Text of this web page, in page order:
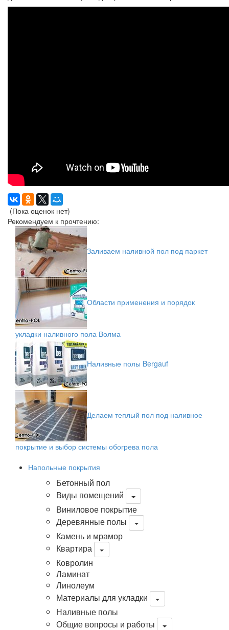
(Пока оценок нет)
Рекомендуем к прочтению:
Заливаем наливной пол под паркет
Области применения и порядок
укладки наливного пола Волма
Наливные полы Bergauf
Делаем теплый пол под наливное
покрытие и выбор системы обогрева пола
Напольные покрытия
Бетонный пол
Виды помещений
Виниловое покрытие
Деревянные полы
Камень и мрамор
Квартира
Ковролин
Ламинат
Линолеум
Материалы для укладки
Наливные полы
Общие вопросы и работы